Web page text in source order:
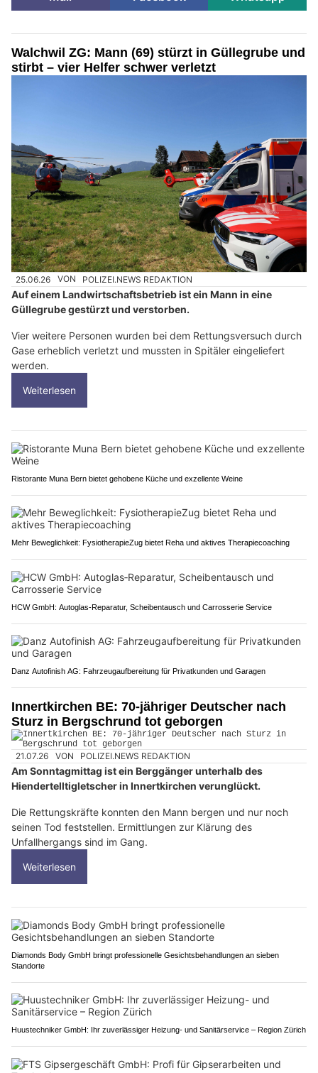
Walchwil ZG: Mann (69) stürzt in Güllegrube und
stirbt – vier Helfer schwer verletzt
25.06.26 VON POLIZEI.NEWS REDAKTION
Auf einem Landwirtschaftsbetrieb ist ein Mann in eine
Güllegrube gestürzt und verstorben.
Vier weitere Personen wurden bei dem Rettungsversuch durch
Gase erheblich verletzt und mussten in Spitäler eingeliefert
werden.
Weiterlesen
Ristorante Muna Bern bietet gehobene Küche und exzellente Weine
Mehr Beweglichkeit: FysiotherapieZug bietet Reha und aktives Therapiecoaching
HCW GmbH: Autoglas‑Reparatur, Scheibentausch und Carrosserie Service
Danz Autofinish AG: Fahrzeugaufbereitung für Privatkunden und Garagen
Innertkirchen BE: 70-jähriger Deutscher nach
Sturz in Bergschrund tot geborgen
21.07.26 VON POLIZEI.NEWS REDAKTION
Am Sonntagmittag ist ein Berggänger unterhalb des
Hiendertelltigletscher in Innertkirchen verunglückt.
Die Rettungskräfte konnten den Mann bergen und nur noch
seinen Tod feststellen. Ermittlungen zur Klärung des
Unfallhergangs sind im Gang.
Weiterlesen
Diamonds Body GmbH bringt professionelle Gesichtsbehandlungen an sieben
Standorte
Huustechniker GmbH: Ihr zuverlässiger Heizung- und Sanitärservice – Region Zürich